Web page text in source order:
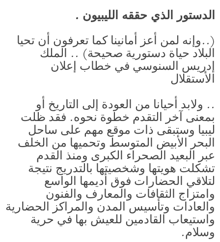
الدستور الذي حققه الليبيون .
(..وإنه لمن أعز أمانينا كما تعرفون أن تحيا
البلاد حياة دستورية صحيحة) .. الملك
إدريس السنوسي في خطاب إعلان
الأستقلال
.. ولابد أحيانا من العودة إلى التاريخ أو
بمعنى آخر التقدم خطوة نحوه. فقد ظلت
ليبيا وستبقى ذات موقع مهم على ساحل
البحر الأبيض المتوسط وتحميها من الخلف
عبر البعيد الصحراء الكبرى ومنذ القدم
تشكلت هويتها وشخصيتها بالتدريج نتيجة
لتلاقي الحضارات فوق أديمها الواسع
وامتزاج الثقافات والمعارف والفنون
والعادات وتأسيس المدن والمراكز الحضارية
واستيعاب القادمين للعيش بها في حرية
وسلام.